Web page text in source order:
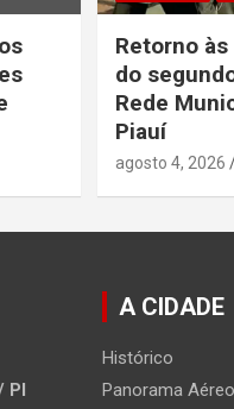
Retorno
do
Rede
Piauí
agosto 4, 2026
PI
A CIDADE
Histórico
Panorama Aéreo